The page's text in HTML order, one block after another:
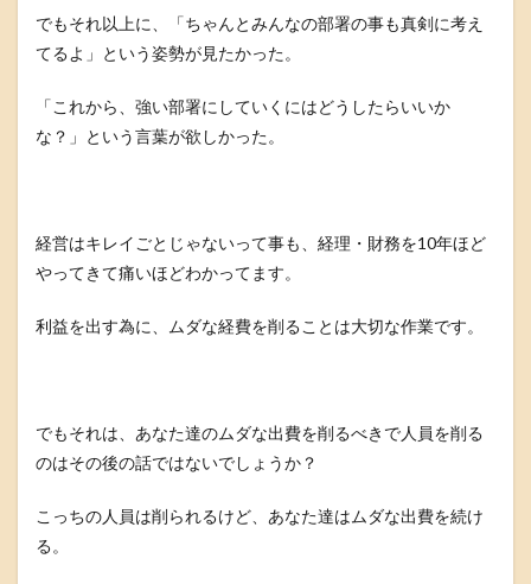
でもそれ以上に、「ちゃんとみんなの部署の事も真剣に考え
てるよ」という姿勢が見たかった。
「これから、強い部署にしていくにはどうしたらいいか
な？」という言葉が欲しかった。
経営はキレイごとじゃないって事も、経理・財務を10年ほど
やってきて痛いほどわかってます。
利益を出す為に、ムダな経費を削ることは大切な作業です。
でもそれは、あなた達のムダな出費を削るべきで人員を削る
のはその後の話ではないでしょうか？
こっちの人員は削られるけど、あなた達はムダな出費を続け
る。